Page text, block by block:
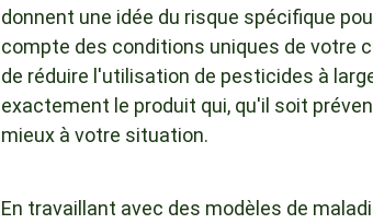
donnent une idée du risque spécifique
compte des conditions uniques de votre
de réduire l'utilisation de pesticides à
exactement le produit qui, qu'il soit
mieux à votre situation.
En travaillant avec des modèles de